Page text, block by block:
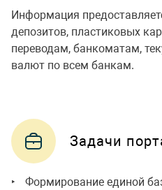
Информация
депозитов, пластиковых
переводам, банкоматам,
валют по всем банкам.
Задачи
Формирование единой